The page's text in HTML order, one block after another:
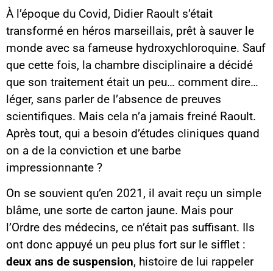
À l’époque du Covid, Didier Raoult s’était
transformé en héros marseillais, prêt à sauver le
monde avec sa fameuse hydroxychloroquine. Sauf
que cette fois, la chambre disciplinaire a décidé
que son traitement était un peu… comment dire…
léger, sans parler de l’absence de preuves
scientifiques. Mais cela n’a jamais freiné Raoult.
Après tout, qui a besoin d’études cliniques quand
on a de la conviction et une barbe
impressionnante ?
On se souvient qu’en 2021, il avait reçu un simple
blâme, une sorte de carton jaune. Mais pour
l’Ordre des médecins, ce n’était pas suffisant. Ils
ont donc appuyé un peu plus fort sur le sifflet :
deux ans de suspension, histoire de lui rappeler